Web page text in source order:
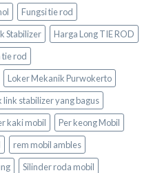
Fungsi tie rod
Stabilizer
Harga Long TIE ROD
tie rod
Loker Mekanik Purwokerto
link stabilizer yang bagus
kaki mobil
Per keong Mobil
rem mobil ambles
Silinder roda mobil